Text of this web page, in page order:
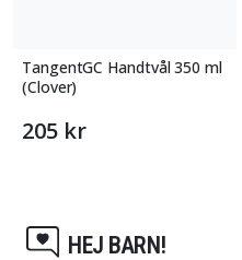
TangentGC Handtvål 350 ml
(Clover)
205 kr
HEJ BARN!